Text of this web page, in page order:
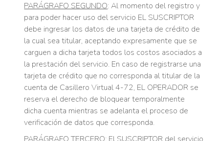
PARÁGRAFO SEGUNDO: Al momento del registro y
para poder hacer uso del servicio EL SUSCRIPTOR
debe ingresar los datos de una tarjeta de crédito de
la cual sea titular, aceptando expresamente que se
carguen a dicha tarjeta todos los costos asociados a
la prestación del servicio. En caso de registrarse una
tarjeta de crédito que no corresponda al titular de la
cuenta de Casillero Virtual 4-72, EL OPERADOR se
reserva el derecho de bloquear temporalmente
dicha cuenta mientras se adelanta el proceso de
verificación de datos que corresponda.